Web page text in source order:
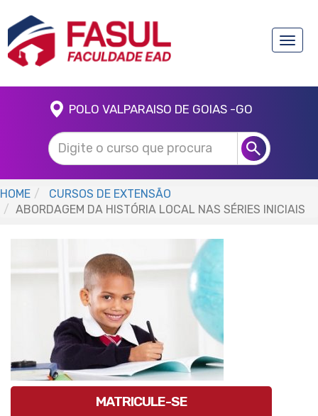
Toggle
POLO VALPARAISO DE GOIAS -GO
HOME
CURSOS DE EXTENSÃO
ABORDAGEM DA HISTÓRIA LOCAL NAS SÉRIES INICIAIS
MATRICULE-SE